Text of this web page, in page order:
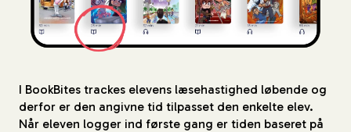
I BookBites trackes elevens læsehastighed løbende og
derfor er den angivne tid tilpasset den enkelte elev.
Når eleven logger ind første gang er tiden baseret på